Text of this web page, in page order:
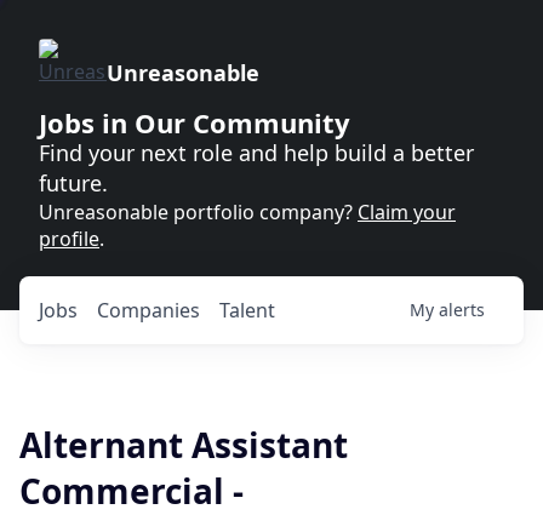
Unreasonable
Jobs in Our Community
Find your next role and help build a better
future.
Unreasonable portfolio company? Claim your
profile.
Jobs Companies Talent My alerts
Alternant Assistant
Commercial -